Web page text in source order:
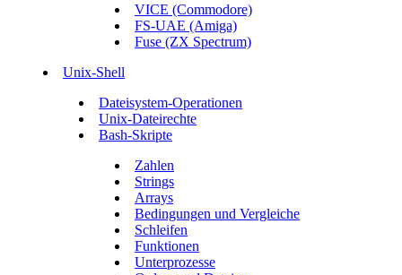
VICE (Commodore)
FS-UAE (Amiga)
Fuse (ZX Spectrum)
Unix-Shell
Dateisystem-Operationen
Unix-Dateirechte
Bash-Skripte
Zahlen
Strings
Arrays
Bedingungen und Vergleiche
Schleifen
Funktionen
Unterprozesse